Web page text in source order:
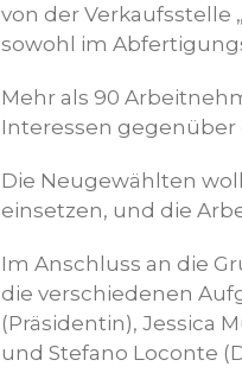
von der Verkaufsstelle
sowohl im
Mehr als 90
Interessen gegenüber
Die Neugewählten
einsetzen, und die
Im Anschluss an die
die verschiedenen
(Präsidentin), Jessica
und Stefano Loconte